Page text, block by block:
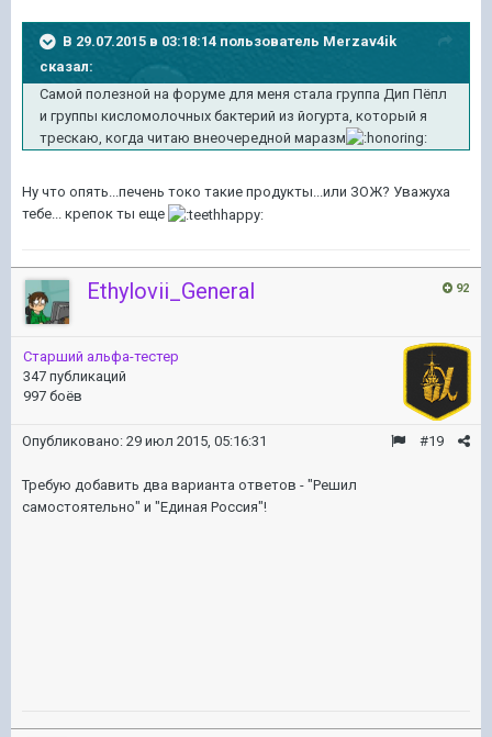
В 29.07.2015 в 03:18:14 пользователь Merzav4ik
сказал:
Самой полезной на форуме для меня стала группа Дип Пёпл
и группы кисломолочных бактерий из йогурта, который я
трескаю, когда читаю внеочередной маразм
Ну что опять...печень токо такие продукты...или ЗОЖ? Уважуха
тебе... крепок ты еще
92
Ethylovii_General
Старший альфа-тестер
347 публикаций
997 боёв
#19
Опубликовано: 29 июл 2015, 05:16:31
Требую добавить два варианта ответов - "Решил
самостоятельно" и "Единая Россия"!